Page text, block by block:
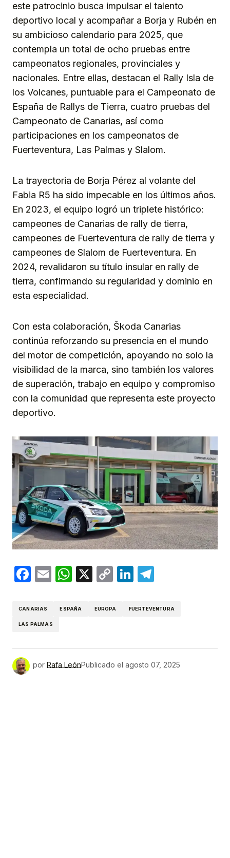
este patrocinio busca impulsar el talento
deportivo local y acompañar a Borja y Rubén en
su ambicioso calendario para 2025, que
contempla un total de ocho pruebas entre
campeonatos regionales, provinciales y
nacionales. Entre ellas, destacan el Rally Isla de
los Volcanes, puntuable para el Campeonato de
España de Rallys de Tierra, cuatro pruebas del
Campeonato de Canarias, así como
participaciones en los campeonatos de
Fuerteventura, Las Palmas y Slalom.
La trayectoria de Borja Pérez al volante del
Fabia R5 ha sido impecable en los últimos años.
En 2023, el equipo logró un triplete histórico:
campeones de Canarias de rally de tierra,
campeones de Fuerteventura de rally de tierra y
campeones de Slalom de Fuerteventura. En
2024, revalidaron su título insular en rally de
tierra, confirmando su regularidad y dominio en
esta especialidad.
Con esta colaboración, Škoda Canarias
continúa reforzando su presencia en el mundo
del motor de competición, apoyando no solo la
visibilidad de la marca, sino también los valores
de superación, trabajo en equipo y compromiso
con la comunidad que representa este proyecto
deportivo.
Facebook
EmailWhatsApp
X
CopyLinkedIn
CANARIAS ESPAÑA EUROPA FUERTEVENTURA
LAS PALMAS
por Rafa LeónPublicado el agosto 07, 2025